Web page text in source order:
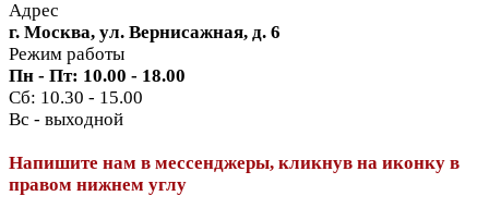
Адрес
г. Москва, ул. Вернисажная, д. 6
Режим работы
Пн - Пт: 10.00 - 18.00
Сб: 10.30 - 15.00
Вс - выходной
Напишите нам в мессенджеры, кликнув на иконку в
правом нижнем углу